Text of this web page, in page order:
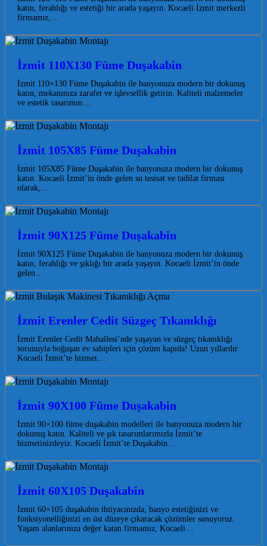
katın, ferahlığı ve estetiği bir arada yaşayın. Kocaeli İzmit merkezli
firmamız,…
İzmit 110X130 Füme Duşakabin
İzmit 110×130 Füme Duşakabin ile banyonuza modern bir dokunuş
katın, mekanınıza zarafet ve işlevsellik getirin. Kaliteli malzemeler
ve estetik tasarımın…
İzmit 105X85 Füme Duşakabin
İzmit 105X85 Füme Duşakabin ile banyonuza modern bir dokunuş
katın. Kocaeli İzmit’in önde gelen su tesisat ve tadilat firması
olarak,…
İzmit 90X125 Füme Duşakabin
İzmit 90X125 Füme Duşakabin ile banyonuza modern bir dokunuş
katın, ferahlığı ve şıklığı bir arada yaşayın. Kocaeli İzmit’in önde
gelen…
İzmit Erenler Cedit Süzgeç Tıkanıklığı
İzmit Erenler Cedit Mahallesi’nde yaşayan ve süzgeç tıkanıklığı
sorunuyla boğuşan ev sahipleri için çözüm kapıda! Uzun yıllardır
Kocaeli İzmit’te hizmet…
İzmit 90X100 Füme Duşakabin
İzmit 90×100 füme duşakabin modelleri ile banyonuza modern bir
dokunuş katın. Kaliteli ve şık tasarımlarımızla İzmit’te
hizmetinizdeyiz. Kocaeli İzmit’te Duşakabin…
İzmit 60X105 Duşakabin
İzmit 60×105 duşakabin ihtiyacınızda, banyo estetiğinizi ve
fonksiyonelliğinizi en üst düzeye çıkaracak çözümler sunuyoruz.
Yaşam alanlarınıza değer katan firmamız, Kocaeli…